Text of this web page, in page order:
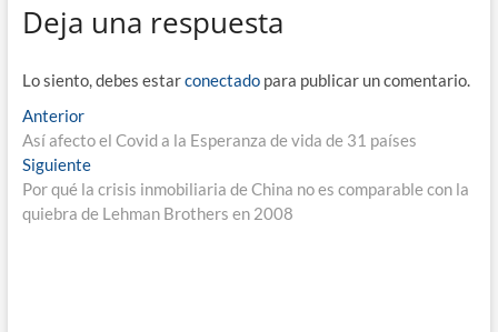
Deja una respuesta
Lo siento, debes estarconectadopara publicar un comentario.
Navegación
de
entradas
AnteriorEntrada
anterior:
Así afecto el Covid a la Esperanza de vida de 31 países
SiguienteEntrada
siguiente:
Por qué la crisis inmobiliaria de China no es comparable con la
quiebra de Lehman Brothers en 2008